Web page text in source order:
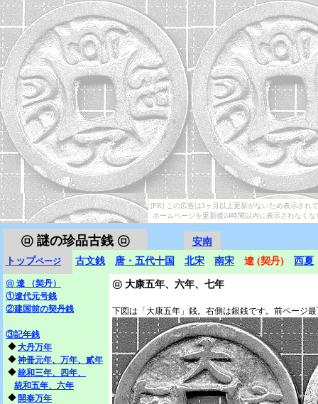
[PR] この広告は3ヶ月以上更新がないため表示され
ホームページを更新後24時間以内に表示されなくな
安南
トップページ
㋺謎の珍品古銭 ㋺
古文銭 唐・五代十国 北宋 南宋 遼 (契丹) 西夏
㋺ 大康五年、六年、七年
下図は「大康五年」銭。右側は銀銭です。前ページ
㋺ 遼 （契丹）
①遼代元号銭
②建国前の契丹銭
③記年銭
◆大丹万年
◆神冊元年、万年、貳年
◆統和三年、四年、
統和五年、六年
◆ 開泰万年